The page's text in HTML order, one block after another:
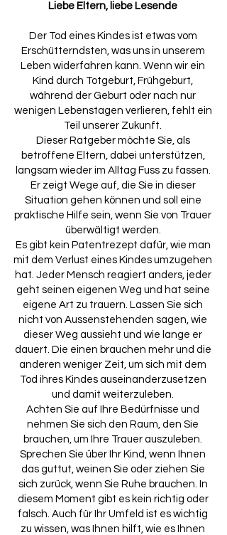
Liebe Eltern, liebe Lesende
Der Tod eines Kindes ist etwas vom
Erschütterndsten, was uns in unserem
Leben widerfahren kann. Wenn wir ein
Kind durch Totgeburt, Frühgeburt,
während der Geburt oder nach nur
wenigen Lebenstagen verlieren, fehlt ein
Teil unserer Zukunft.
Dieser Ratgeber möchte Sie, als
betroffene Eltern, dabei unterstützen,
langsam wieder im Alltag Fuss zu fassen.
Er zeigt Wege auf, die Sie in dieser
Situation gehen können und soll eine
praktische Hilfe sein, wenn Sie von Trauer
überwältigt werden.
Es gibt kein Patentrezept dafür, wie man
mit dem Verlust eines Kindes umzugehen
hat. Jeder Mensch reagiert anders, jeder
geht seinen eigenen Weg und hat seine
eigene Art zu trauern. Lassen Sie sich
nicht von Aussenstehenden sagen, wie
dieser Weg aussieht und wie lange er
dauert. Die einen brauchen mehr und die
anderen weniger Zeit, um sich mit dem
Tod ihres Kindes auseinanderzusetzen
und damit weiterzuleben.
Achten Sie auf Ihre Bedürfnisse und
nehmen Sie sich den Raum, den Sie
brauchen, um Ihre Trauer auszuleben.
Sprechen Sie über Ihr Kind, wenn Ihnen
das guttut, weinen Sie oder ziehen Sie
sich zurück, wenn Sie Ruhe brauchen. In
diesem Moment gibt es kein richtig oder
falsch. Auch für Ihr Umfeld ist es wichtig
zu wissen, was Ihnen hilft, wie es Ihnen